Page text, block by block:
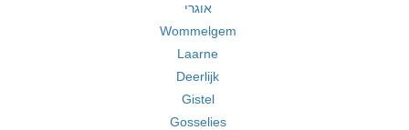
אוגרי
Wommelgem
Laarne
Deerlijk
Gistel
Gosselies